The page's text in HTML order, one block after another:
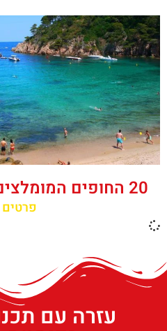
20 החופים המומלצים של קוסטה ברווה
עזרה עם